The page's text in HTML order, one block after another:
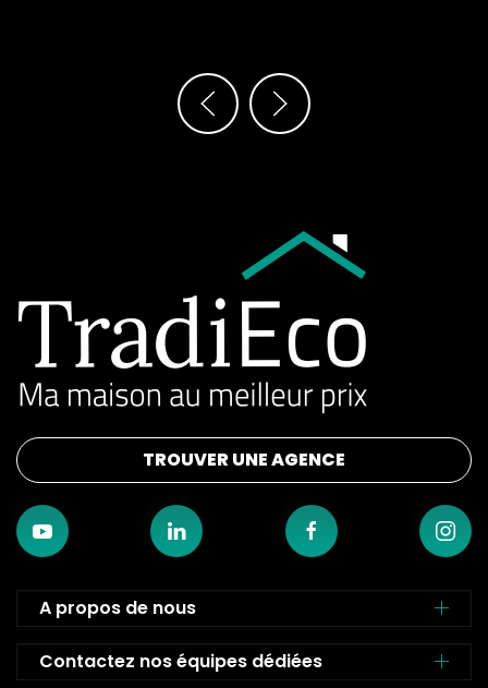
TROUVER UNE AGENCE
A propos de nous
Contactez nos équipes dédiées